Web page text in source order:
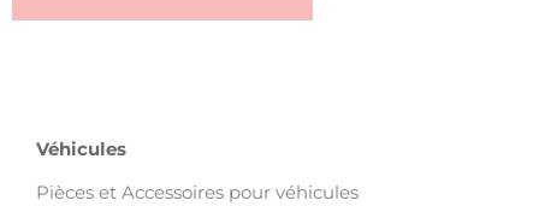
Véhicules
Pièces et Accessoires pour véhicules